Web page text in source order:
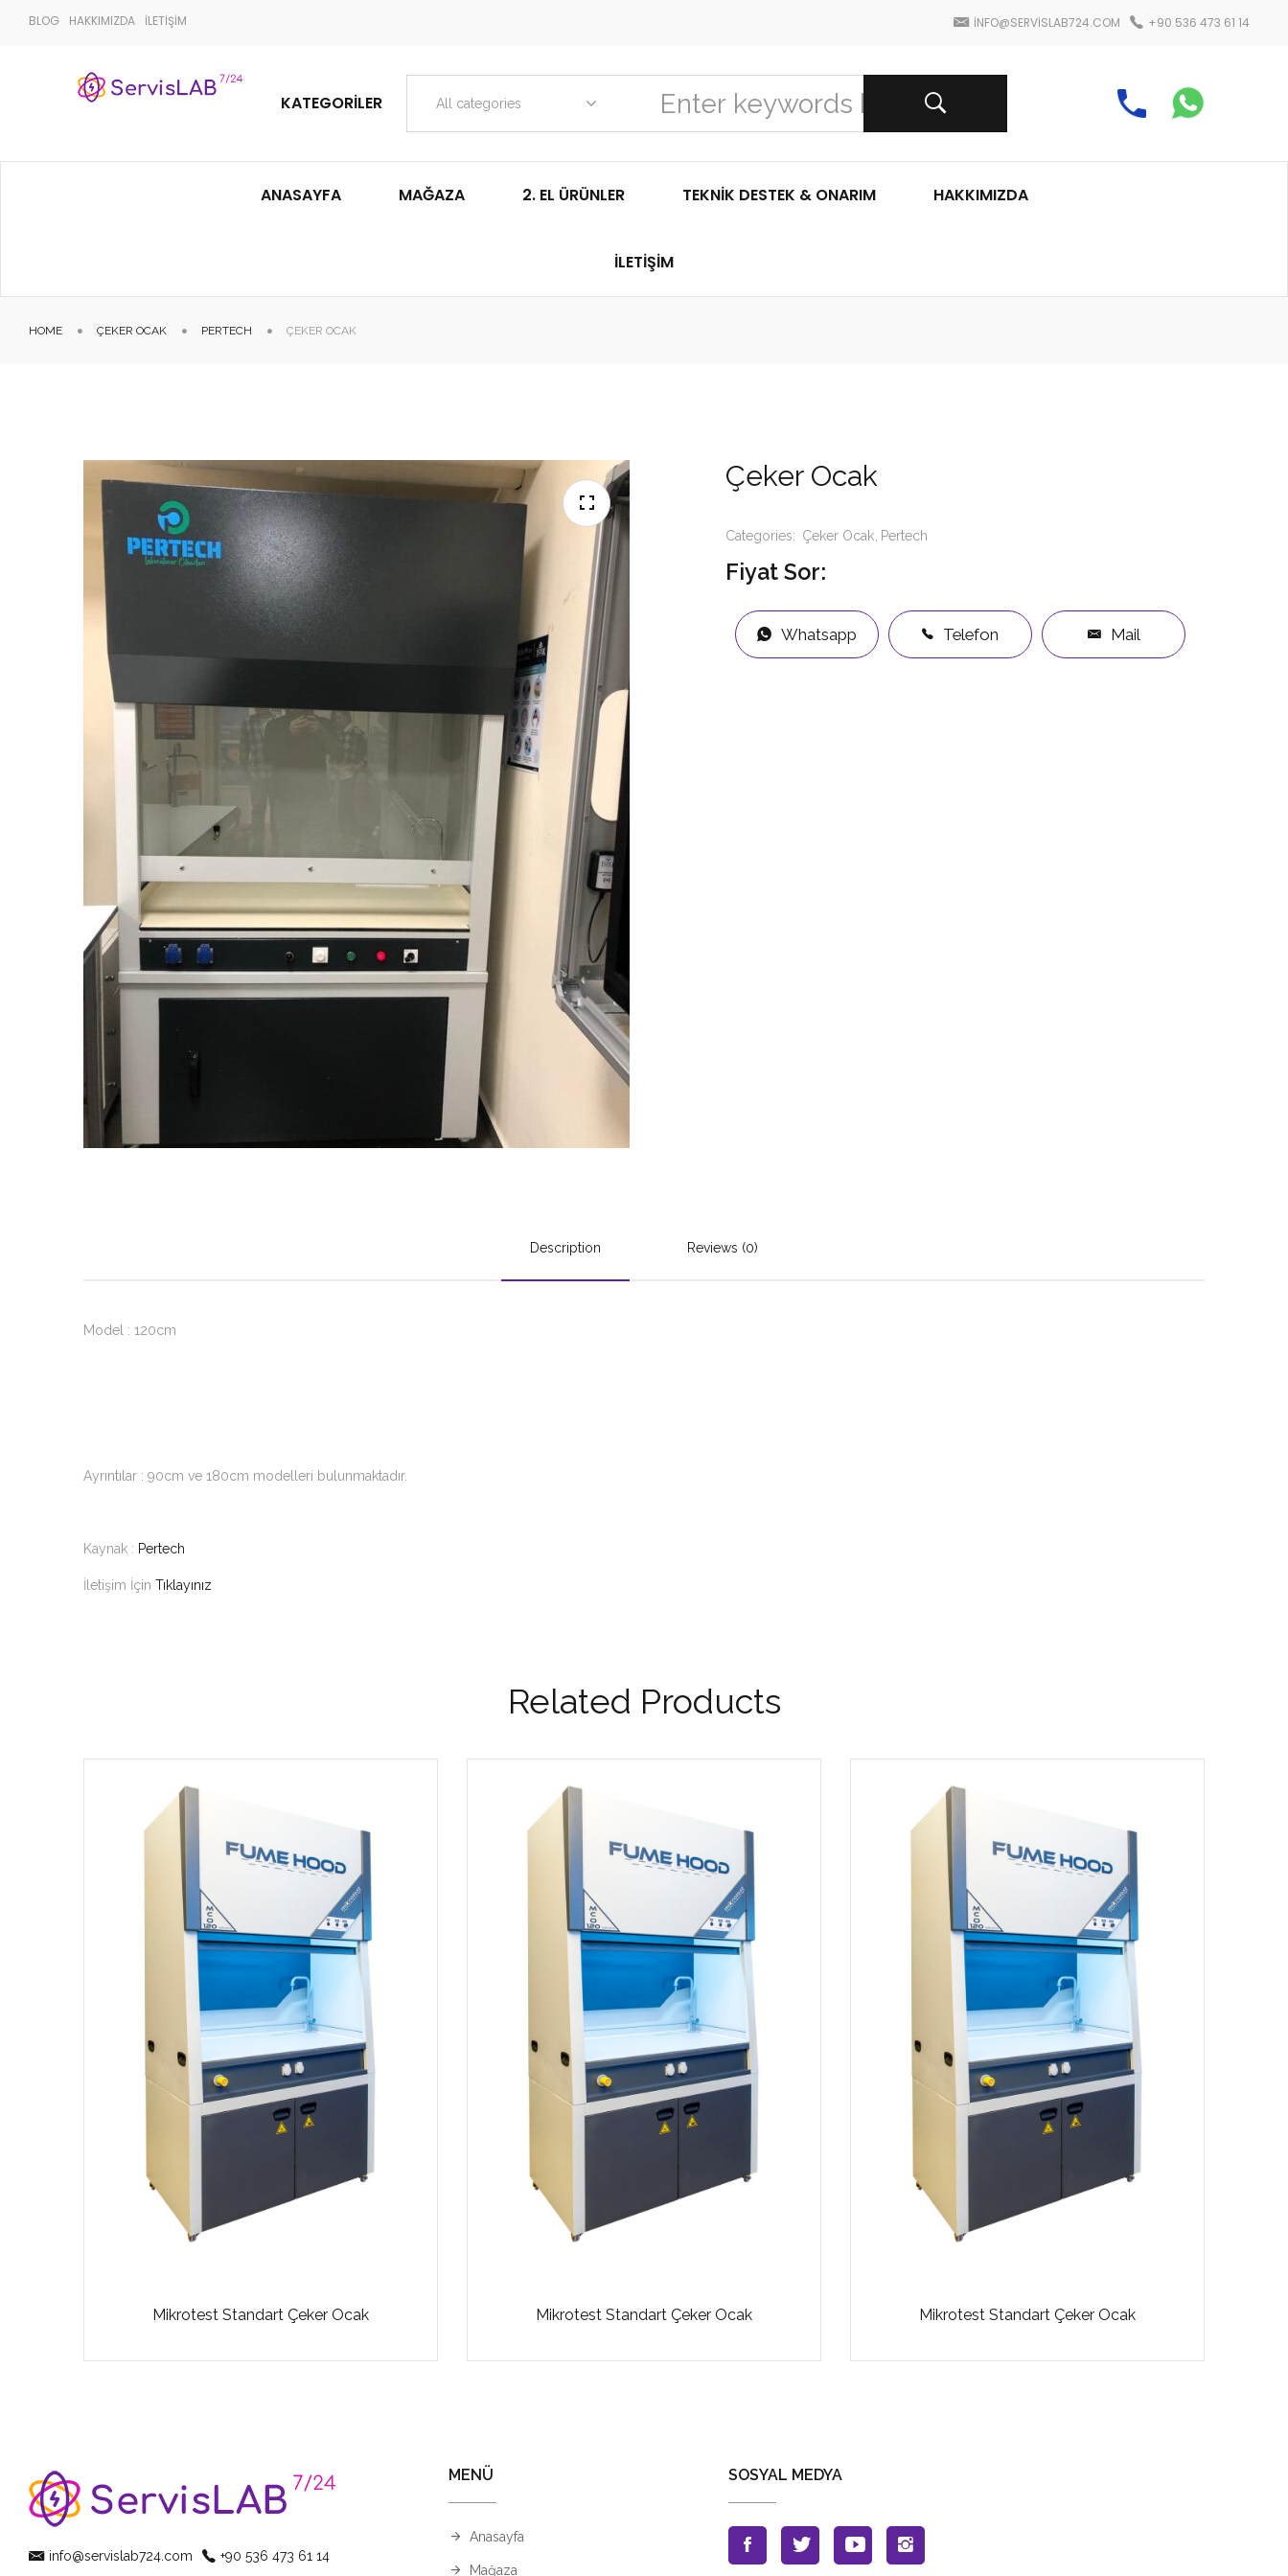
BLOG HAKKIMIZDA İLETİŞİM INFO@SERVISLAB724.COM +90 536 473 61 14
KATEGORILER All categories
ANASAYFA MAĞAZA 2. EL ÜRÜNLER TEKNIK DESTEK & ONARIM HAKKIMIZDA
İLETIŞIM
HOME ÇEKER OCAK PERTECH ÇEKER OCAK
Çeker Ocak
Categories: Çeker Ocak Pertech
Fiyat Sor:
Whatsapp Telefon Mail
Description Reviews (0)
Model : 120cm
Ayrıntılar : 90cm ve 180cm modelleri bulunmaktadır.
Kaynak : Pertech
İletişim İçin Tıklayınız
Related Products
Mikrotest Standart Çeker Ocak Mikrotest Standart Çeker Ocak Mikrotest Standart Çeker Ocak
info@servislab724.com +90 536 473 61 14
MENÜ
Anasayfa
Mağaza
SOSYAL MEDYA